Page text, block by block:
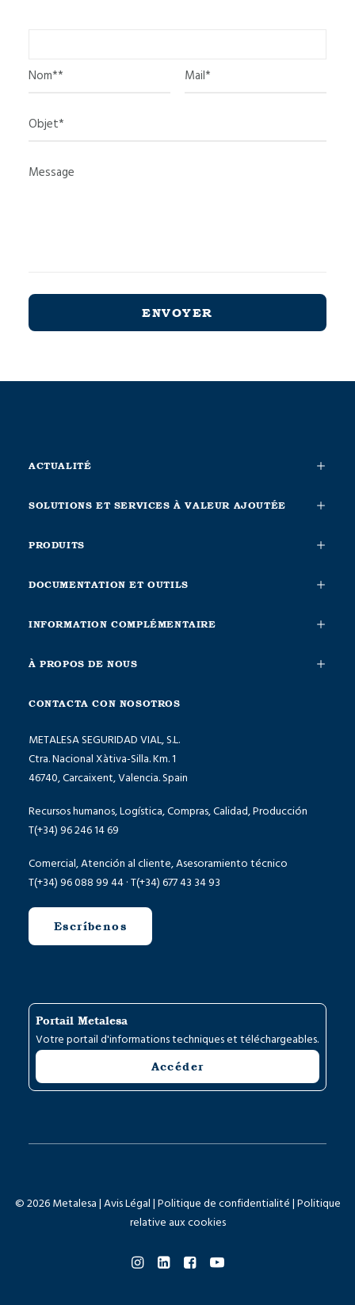
ACTUALITÉ
SOLUTIONS ET SERVICES À VALEUR AJOUTÉE
PRODUITS
DOCUMENTATION ET OUTILS
INFORMATION COMPLÉMENTAIRE
À PROPOS DE NOUS
CONTACTA CON NOSOTROS
METALESA SEGURIDAD VIAL, S.L.
Ctra. Nacional Xàtiva-Silla. Km. 1
46740, Carcaixent, Valencia. Spain
Recursos humanos, Logística, Compras, Calidad, Producción
T(+34) 96 246 14 69
Comercial, Atención al cliente, Asesoramiento técnico
T(+34) 96 088 99 44 · T(+34) 677 43 34 93
Escríbenos
Portail Metalesa
Votre portail d'informations techniques et téléchargeables.
Accéder
© 2026 Metalesa | Avis Légal | Politique de confidentialité | Politique
relative aux cookies